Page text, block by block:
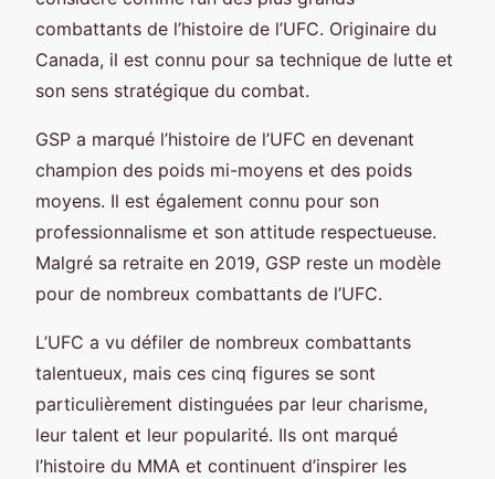
combattants de l’histoire de l’UFC. Originaire du
Canada, il est connu pour sa technique de lutte et
son sens stratégique du combat.
GSP a marqué l’histoire de l’UFC en devenant
champion des poids mi-moyens et des poids
moyens. Il est également connu pour son
professionnalisme et son attitude respectueuse.
Malgré sa retraite en 2019, GSP reste un modèle
pour de nombreux combattants de l’UFC.
L’UFC a vu défiler de nombreux combattants
talentueux, mais ces cinq figures se sont
particulièrement distinguées par leur charisme,
leur talent et leur popularité. Ils ont marqué
l’histoire du MMA et continuent d’inspirer les